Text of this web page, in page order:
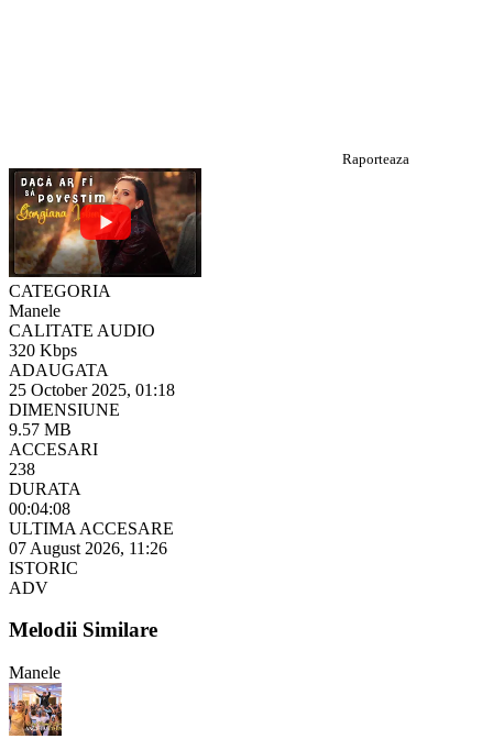
Raporteaza
CATEGORIA
Manele
CALITATE AUDIO
320 Kbps
ADAUGATA
25 October 2025, 01:18
DIMENSIUNE
9.57 MB
ACCESARI
238
DURATA
00:04:08
ULTIMA ACCESARE
07 August 2026, 11:26
ISTORIC
ADV
Melodii Similare
Manele